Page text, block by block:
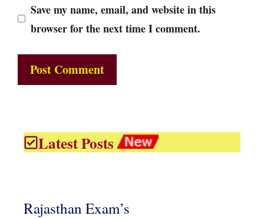
Save my name, email, and website in this
browser for the next time I comment.
Latest Posts
Rajasthan Exam’s